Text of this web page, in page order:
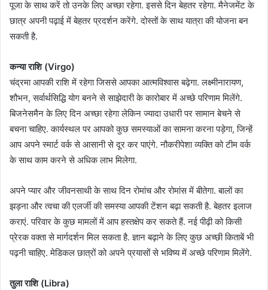
पूजा के साथ करें तो उनके लिए अच्छा रहेगा. इससे दिन बेहतर रहेगा. मैनेजमेंट के
छात्र अपनी पढ़ाई में बेहतर प्रदर्शन करेंगे. दोस्तों के साथ यात्रा की योजना बन
सकती है.
कन्या राशि (Virgo)
चंद्रमा आपकी राशि में रहेगा जिससे आपका आत्मविश्वास बढ़ेगा. लक्ष्मीनारायण,
शौभन, सर्वार्थसिद्धि योग बनने से साझेदारी के कारोबार में अच्छे परिणाम मिलेंगे.
बिजनेसमैन के लिए दिन अच्छा रहेगा लेकिन ज्यादा उधारी पर सामान बेचने से
बचना चाहिए. कार्यस्थल पर आपको कुछ समस्याओं का सामना करना पड़ेगा, जिन्हें
आप अपने स्मार्ट वर्क से आसानी से दूर कर पाएंगे. नौकरीपेशा व्यक्ति को टीम वर्क
के साथ काम करने से अधिक लाभ मिलेगा.
अपने प्यार और जीवनसाथी के साथ दिन रोमांच और रोमांस में बीतेगा. बालों का
झड़ना और त्वचा की एलर्जी की समस्या आपकी टेंशन बढ़ा सकती है. बेहतर इलाज
कराएं. परिवार के कुछ मामलों में आप हस्तक्षेप कर सकते हैं. नई पीढ़ी को किसी
प्रेरक वक्ता से मार्गदर्शन मिल सकता है. ज्ञान बढ़ाने के लिए कुछ अच्छी किताबें भी
पढ़नी चाहिए. मेडिकल छात्रों को अपने प्रयासों से भविष्य में अच्छे परिणाम मिलेंगे.
तुला राशि (Libra)